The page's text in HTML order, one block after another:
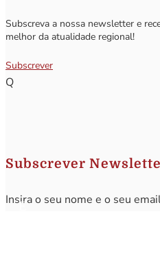
Subscreva a nossa newsletter e
melhor da atualidade regional!
Subscrever
Q
Subscrever
Insira o seu nome e o seu